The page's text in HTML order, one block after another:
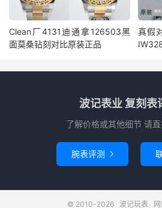
Clean厂4131迪通拿126503黑
面莫桑钻刻对比原装正品
真假
波记表业 复刻表
了解价格或其他细节 请
腕表评测 
© 2010-2026 波记玩表